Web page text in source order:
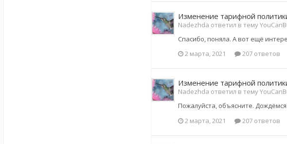
Изменение тарифной
Nadezhda ответил в тему
Спасибо, поняла. А вот ещё
2 марта, 2021
207 ответов
Изменение тарифной
Nadezhda ответил в тему
Пожалуйста, объясните.
2 марта, 2021
207 ответов